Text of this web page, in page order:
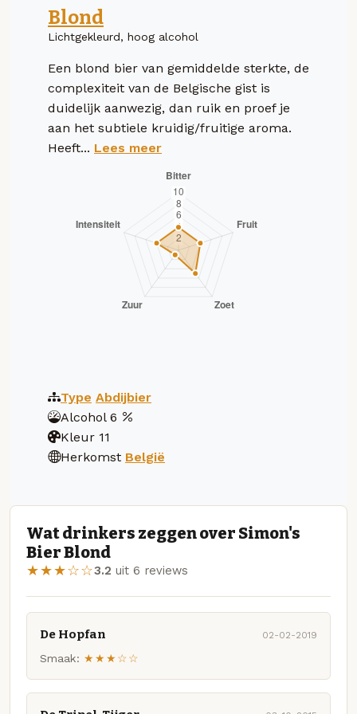
Blond
Lichtgekleurd, hoog alcohol
Een blond bier van gemiddelde sterkte, de
complexiteit van de Belgische gist is
duidelijk aanwezig, dan ruik en proef je
aan het subtiele kruidig/fruitige aroma.
Heeft... Lees meer
Type Abdijbier
Alcohol 6
Kleur 11
Herkomst België
Wat drinkers zeggen over Simon's
Bier Blond
★★★☆☆3.2 uit 6 reviews
De Hopfan 02-02-2019
Smaak: ★★★☆☆